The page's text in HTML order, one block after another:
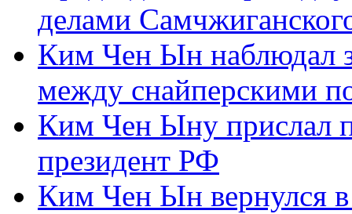
делами
Ким Чен Ын наблюдал
между снайперскими
Ким Чен Ыну прислал
президент РФ
Ким Чен Ын вернулся